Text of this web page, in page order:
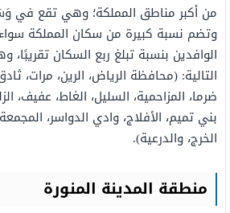
من أكبر مناطق المملكة؛ وهي تقع في
وتضم نسبة كبيرة من سكان المملكة سواء
الوافدين بنسبة تبلغ ربع السكان
التالية: (محافظة الرياض، الرين، مرات،
ضرما، المزاحمية، السليل، الغاط، عفيف،
بني تميم، الأفلاج، وادي الدواسر،
الخرج، والدرعية).
منطقة المدينة المنورة